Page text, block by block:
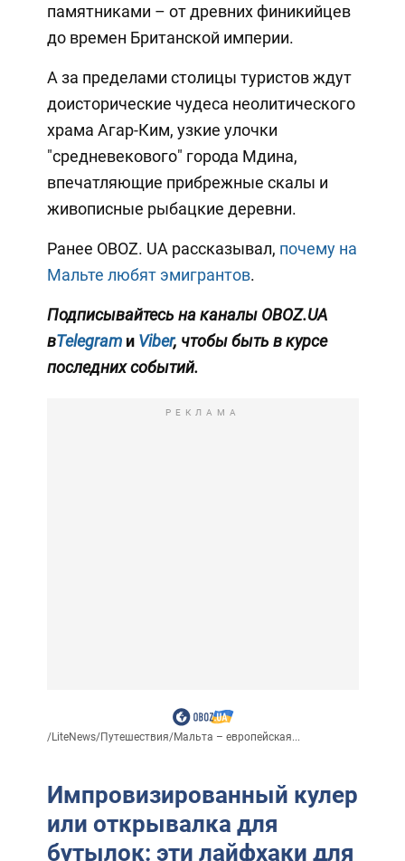
памятниками – от древних финикийцев
до времен Британской империи.
А за пределами столицы туристов ждут
доисторические чудеса неолитического
храма Агар-Ким, узкие улочки
"средневекового" города Мдина,
впечатляющие прибрежные скалы и
живописные рыбацкие деревни.
Ранее OBOZ. UA рассказывал, почему на
Мальте любят эмигрантов.
Подписывайтесь на каналы OBOZ.UA
вTelegramи Viber, чтобы быть в курсе
последних событий.
РЕКЛАМА
/LiteNews/Путешествия/Мальта – европейская...
Импровизированный кулер
или открывалка для
бутылок: эти лайфхаки для